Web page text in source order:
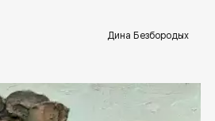
Дина Безбородых